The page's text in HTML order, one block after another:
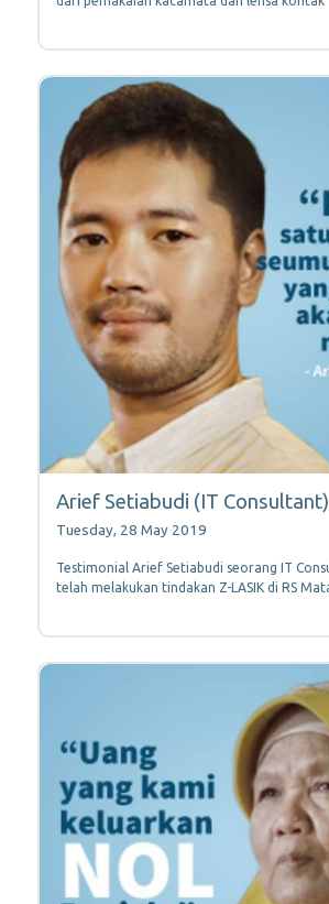
Arief Setiabudi (IT Consultant)
Tuesday, 28 May 2019
Testimonial Arief Setiabudi seorang IT
telah melakukan tindakan Z-LASIK di RS